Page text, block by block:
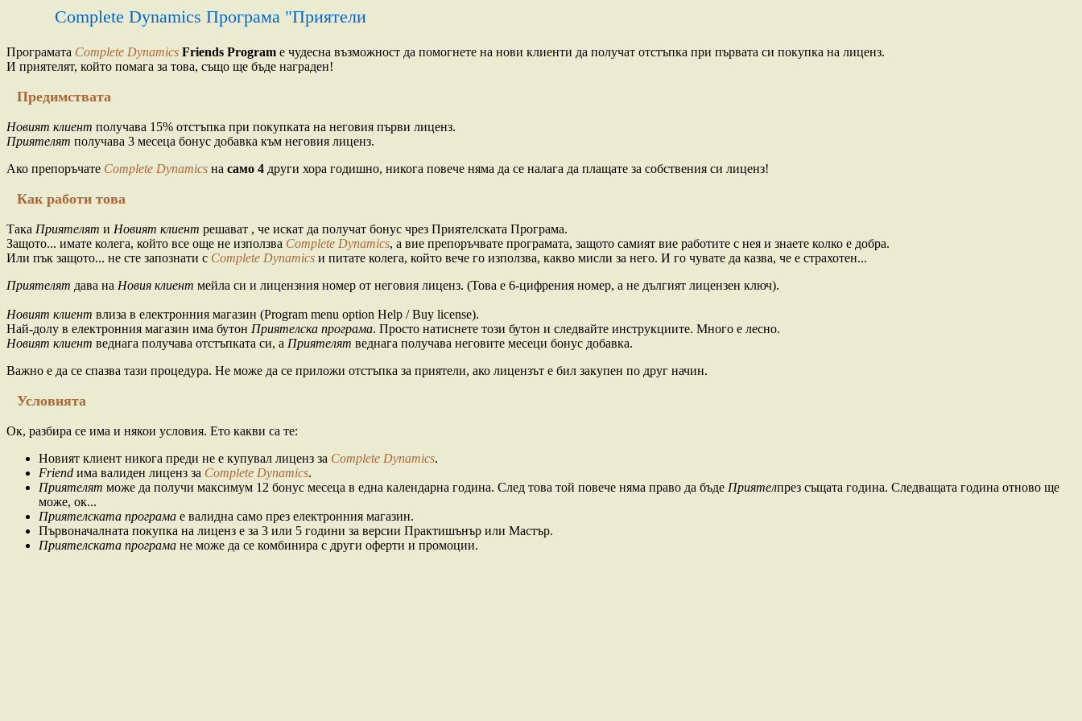
Complete Dynamics Програма "Приятели
Програмата Complete Dynamics Friends Program е чудесна възможност да помогнете на нови клиенти да получат отстъпка при първата си покупка на лиценз.
И приятелят, който помага за това, също ще бъде награден!
Предимствата
Новият клиент получава 15% отстъпка при покупката на неговия първи лиценз.
Приятелят получава 3 месеца бонус добавка към неговия лиценз.
Ако препоръчате Complete Dynamics на само 4 други хора годишно, никога повече няма да се налага да плащате за собствения си лиценз!
Как работи това
Така Приятелят и Новият клиент решават , че искат да получат бонус чрез Приятелската Програма.
Защото... имате колега, който все още не използва Complete Dynamics, а вие препоръчвате програмата, защото самият вие работите с нея и знаете колко е добра.
Или пък защото... не сте запознати с Complete Dynamics и питате колега, който вече го използва, какво мисли за него. И го чувате да казва, че е страхотен...
Приятелят дава на Новия клиент мейла си и лицензния номер от неговия лиценз. (Това е 6-цифрения номер, а не дългият лицензен ключ).
Новият клиент влиза в електронния магазин (Program menu option Help / Buy license).
Най-долу в електронния магазин има бутон Приятелска програма. Просто натиснете този бутон и следвайте инструкциите. Много е лесно.
Новият клиент веднага получава отстъпката си, а Приятелят веднага получава неговите месеци бонус добавка.
Важно е да се спазва тази процедура. Не може да се приложи отстъпка за приятели, ако лицензът е бил закупен по друг начин.
Условията
Ок, разбира се има и някои условия. Ето какви са те:
Новият клиент никога преди не е купувал лиценз за Complete Dynamics.
Friend има валиден лиценз за Complete Dynamics.
Приятелят може да получи максимум 12 бонус месеца в една календарна година. След това той повече няма право да бъде Приятелпрез същата година. Следващата година отново ще
може, ок...
Приятелската програма е валидна само през електронния магазин.
Първоначалната покупка на лиценз е за 3 или 5 години за версии Практишънър или Мастър.
Приятелската програма не може да се комбинира с други оферти и промоции.